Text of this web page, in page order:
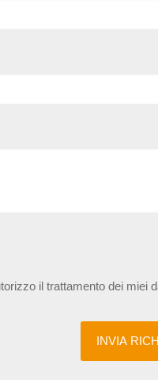
il trattamento dei miei